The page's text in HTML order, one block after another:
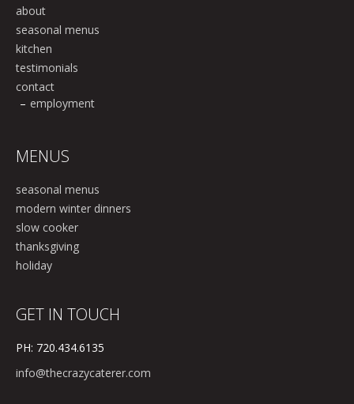
about
seasonal menus
kitchen
testimonials
contact
employment
MENUS
seasonal menus
modern winter dinners
slow cooker
thanksgiving
holiday
GET IN TOUCH
PH: 720.434.6135
info@thecrazycaterer.com